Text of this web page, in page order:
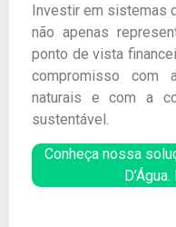
Investir em sistemas
não apenas
ponto de vista
compromisso com
naturais e com a
sustentável.
Conheça nossa